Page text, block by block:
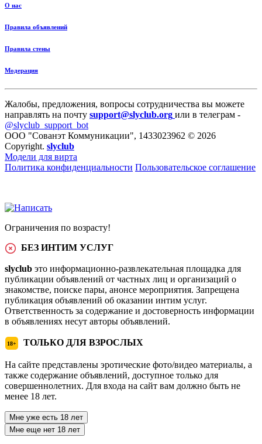
О нас
Правила объявлений
Правила стены
Модерация
Жалобы, предложения, вопросы сотрудничества вы можете
направлять на почту support@slyclub.org или в телеграм -
@slyclub_support_bot
ООО "Сованэт Коммуникации", 1433023962 © 2026
Copyright. slyclub
Модели для вирта
Политика конфиденциальности Пользовательское соглашение
Ограничения по возрасту!
БЕЗ ИНТИМ УСЛУГ
slyclub это информационно-развлекательная площадка для
публикации объявлений от частных лиц и организаций о
знакомстве, поиске пары, анонсе мероприятия. Запрещена
публикация объявлений об оказании интим услуг.
Ответственность за содержание и достоверность информации
в объявлениях несут авторы объявлений.
18+ ТОЛЬКО ДЛЯ ВЗРОСЛЫХ
На сайте представлены эротические фото/видео материалы, а
также содержание объявлений, доступное только для
совершеннолетних. Для входа на сайт вам должно быть не
менее 18 лет.
Мне уже есть 18 лет
Мне еще нет 18 лет